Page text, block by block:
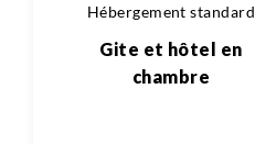
Hébergement standard
Gite et hôtel en
chambre